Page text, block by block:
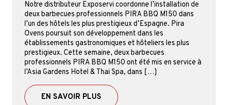
Notre distributeur Exposervi coordonne l’installation de
deux barbecues professionnels PIRA BBQ M150 dans
l’un des hôtels les plus prestigieux d’Espagne. Pira
Ovens poursuit son développement dans les
établissements gastronomiques et hôteliers les plus
prestigieux. Cette semaine, deux barbecues
professionnels PIRA BBQ M150 ont été mis en service à
l’Asia Gardens Hotel & Thai Spa, dans […]
EN SAVOIR PLUS